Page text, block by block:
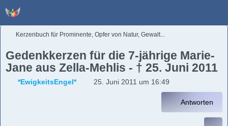
Kerzenbuch für Prominente, Opfer von Natur, Gewalt...
Gedenkkerzen für die 7-jährige Marie-
Jane aus Zella-Mehlis - † 25. Juni 2011
*EwigkeitsEngel* 25. Juni 2011 um 16:49
Antworten